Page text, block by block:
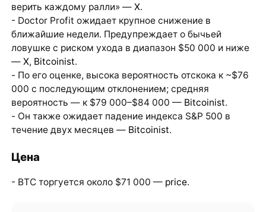
верить каждому ралли» — X.
- Doctor Profit ожидает крупное снижение в
ближайшие недели. Предупреждает о бычьей
ловушке с риском ухода в диапазон $50 000 и ниже
— X, Bitcoinist.
- По его оценке, высока вероятность отскока к ~$76
000 с последующим отклонением; средняя
вероятность — к $79 000–$84 000 — Bitcoinist.
- Он также ожидает падение индекса S&P 500 в
течение двух месяцев — Bitcoinist.
Цена
- BTC торгуется около $71 000 — price.